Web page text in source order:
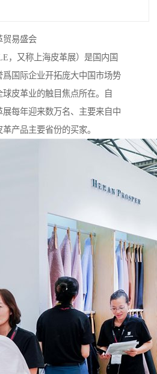
贸易盛会
，又称上海皮革展）是国内国
爲国际企业开拓庞大中国市场势
皮革业的触目焦点所在。自
展每年迎来数万名、主要来自中
产品主要省份的买家。